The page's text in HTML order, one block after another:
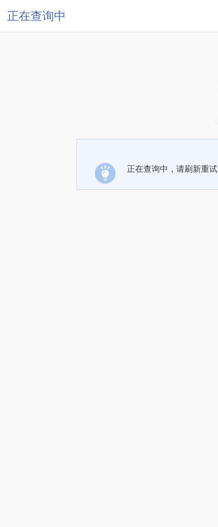
正在查询中
正在查询中，请刷新重试